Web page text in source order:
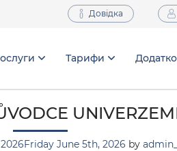
Довідка
Тарифи
Friday June 5th, 2026 by